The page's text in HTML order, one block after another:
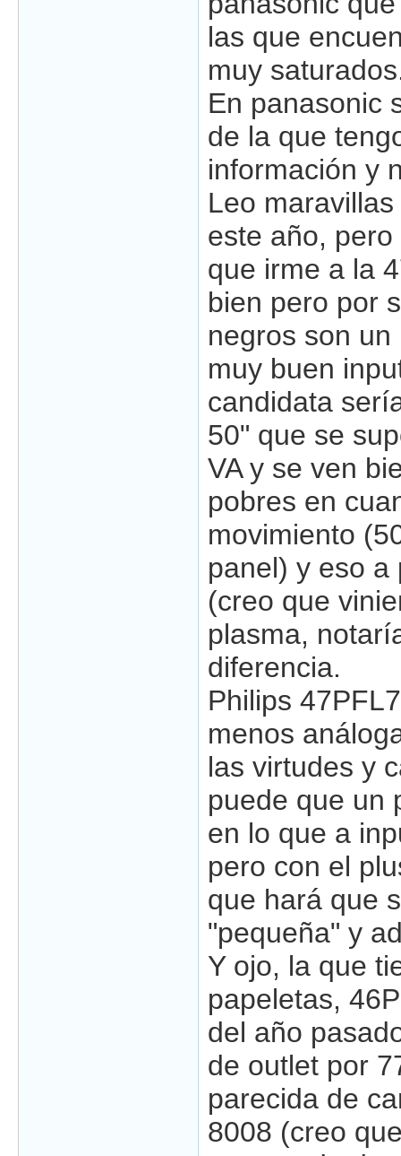
las que
muy
En panasonic
de la que
información y
Leo
este año,
que irme a la
bien pero por
negros son
muy buen
candidata
50" que se
VA y se ven
pobres en
movimiento
panel) y eso a
(creo que
plasma,
diferencia.
Philips
menos
las virtudes y
puede que un
en lo que a
pero con el
que hará que
"pequeña" y
Y ojo, la que
papeletas,
del año
de outlet por
parecida de
8008 (creo